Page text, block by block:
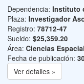
Dependencia: Instituto
Plaza: Investigador
Registro: 78712-47
Sueldo: $25,359.20
Área: Ciencias
Fecha de publicación:
Ver detalles »